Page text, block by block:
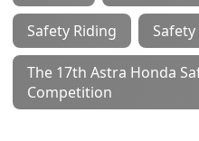
Safety Riding
The 17th Astra Honda
Competition